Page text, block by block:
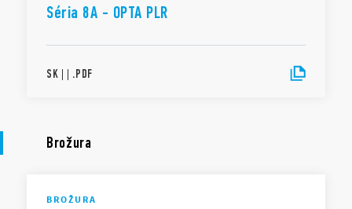
Séria 8A - OPTA PLR
SK | | .PDF
Brožura
BROŽURA